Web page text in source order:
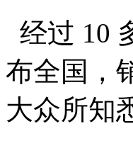
经过 10
布全国，
大众所知